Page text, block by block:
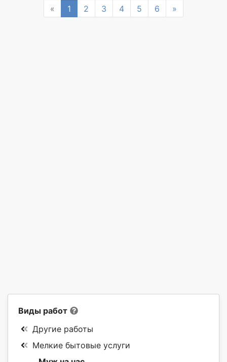
« Previous
1 2 3 4 5 6 »
Виды работ
Другие работы
Мелкие бытовые услуги